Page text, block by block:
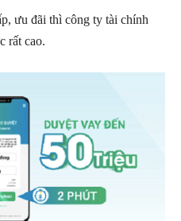
ưu đãi thì công ty tài chính
rất cao.